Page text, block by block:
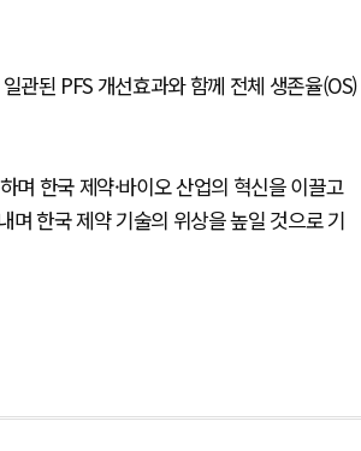
관된 PFS 개선효과와 함께 전체 생존율(OS)
며 한국 제약·바이오 산업의 혁신을 이끌고
며 한국 제약 기술의 위상을 높일 것으로 기